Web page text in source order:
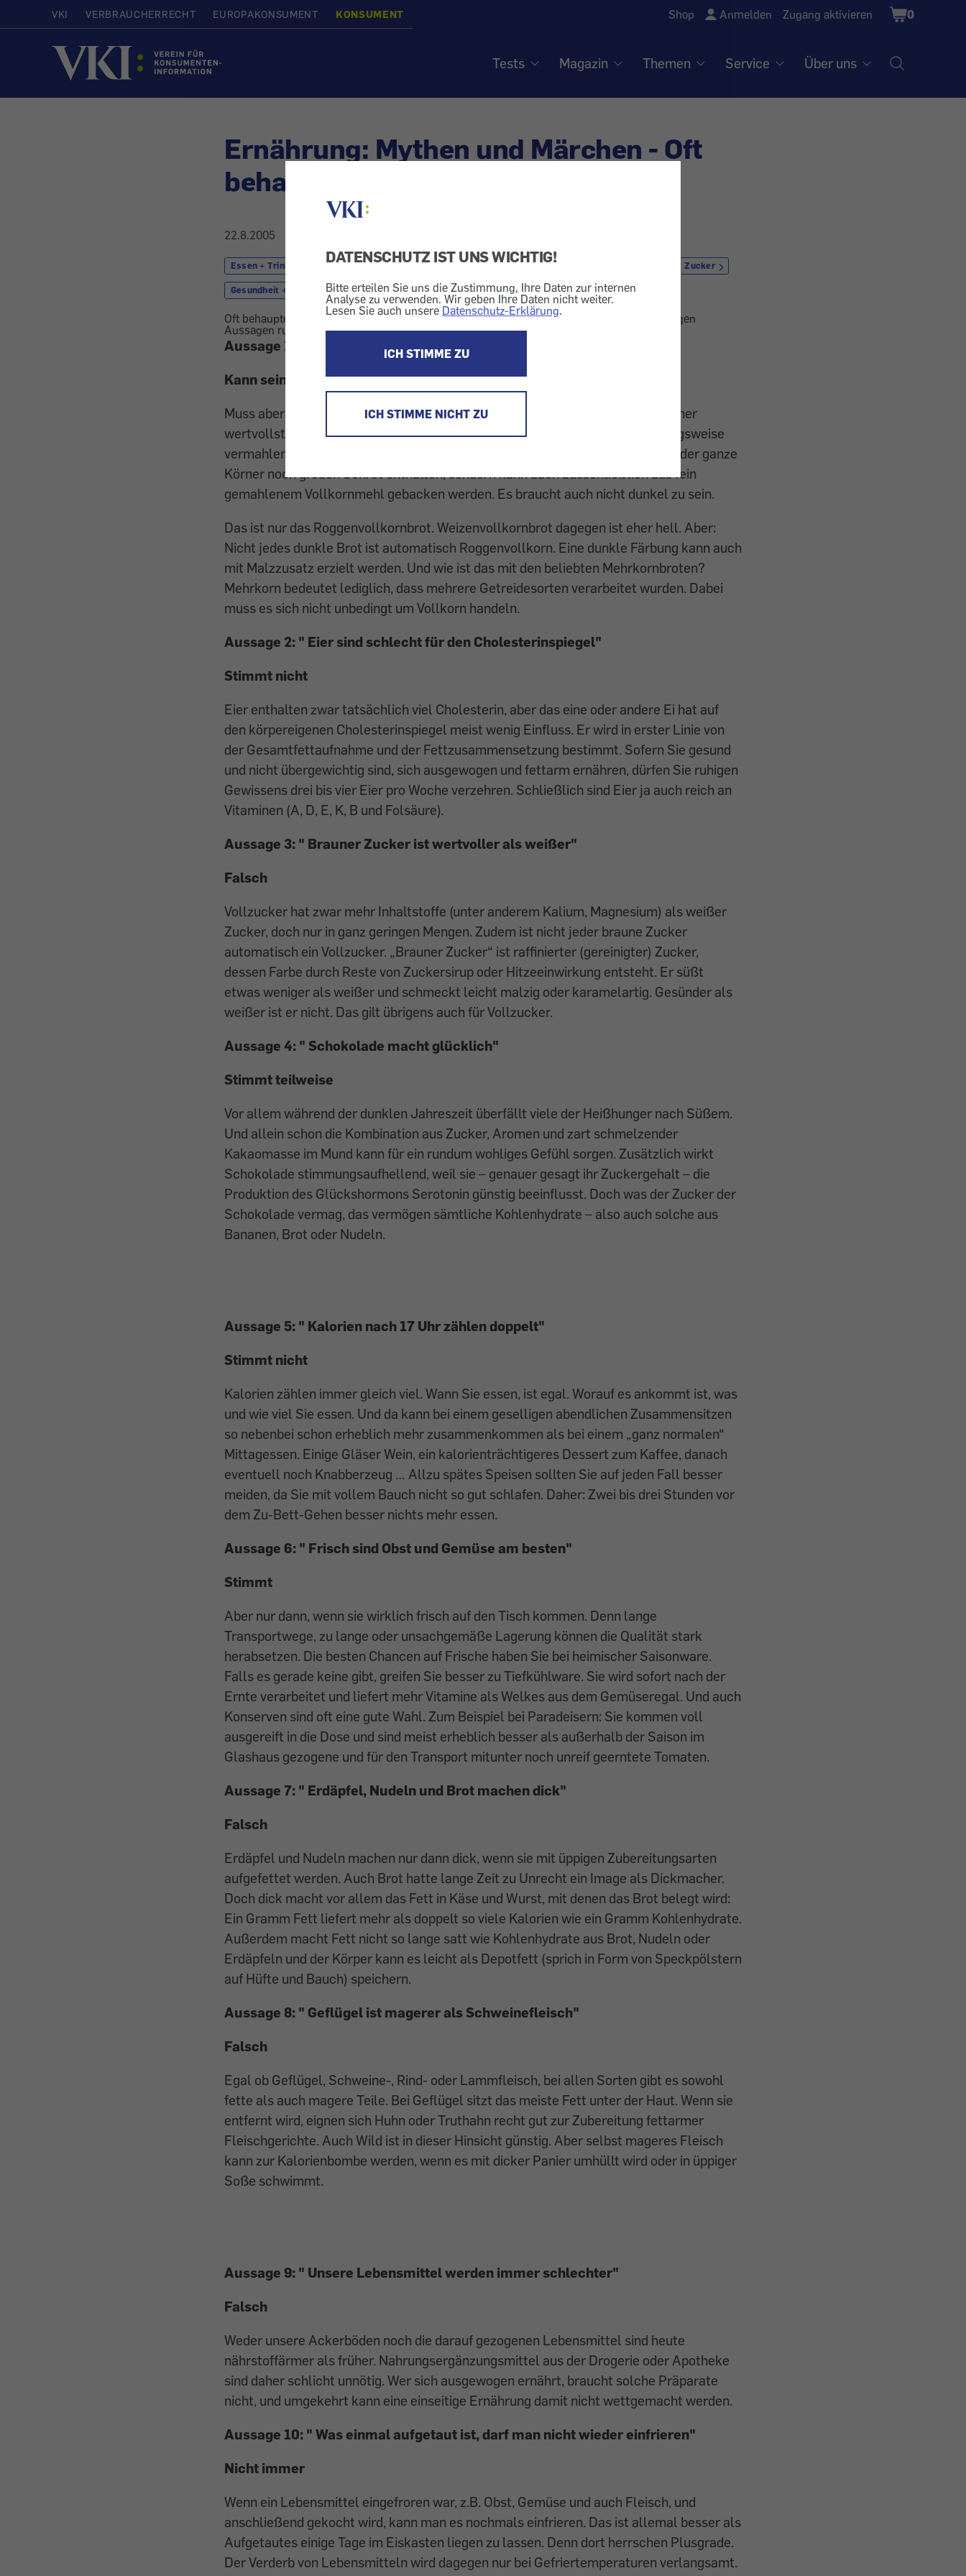
DATENSCHUTZ IST UNS WICHTIG!
Bitte erteilen Sie uns die Zustimmung, Ihre Daten zur internen
Analyse zu verwenden. Wir geben Ihre Daten nicht weiter.
Lesen Sie auch unsere Datenschutz-Erklärung.
ICH STIMME ZU
ICH STIMME NICHT ZU
VKI VERBRAUCHERRECHT EUROPAKONSUMENT KONSUMENT Shop Anmelden Zugang aktivieren
Shopping
Cart
0
Startseite
Tests Magazin Themen Service Über uns
Ernährung: Mythen und Märchen - Oft
behauptet, trotzdem falsch
22.8.2005
Essen + Trinken Obst Kaloriengehalt Gemüse Lebensmittel Zucker
Gesundheit + Kosmetik Blut
Oft behauptet, aber trotzdem nur halbrichtig oder überhaupt falsch: Was von einigen gängigen
Aussagen rund ums Essen zu halten ist.
Aussage 1: "Vollkornbrot enthält ganze Körner
Kann sein
Muss aber nicht. Vollkorn bedeutet, dass das ganze Getreidekorn inklusive seiner
wertvollsten Bestandteile, Keimling und Randschichten, verarbeitet beziehungsweise
vermahlen wurde – ob grob oder fein, ist ganz egal. Vollkornbrot muss also weder ganze
Körner noch groben Schrot enthalten, sondern kann auch ausschließlich aus fein
gemahlenem Vollkornmehl gebacken werden. Es braucht auch nicht dunkel zu sein.
Das ist nur das Roggenvollkornbrot. Weizenvollkornbrot dagegen ist eher hell. Aber:
Nicht jedes dunkle Brot ist automatisch Roggenvollkorn. Eine dunkle Färbung kann auch
mit Malzzusatz erzielt werden. Und wie ist das mit den beliebten Mehrkornbroten?
Mehrkorn bedeutet lediglich, dass mehrere Getreidesorten verarbeitet wurden. Dabei
muss es sich nicht unbedingt um Vollkorn handeln.
Aussage 2: " Eier sind schlecht für den Cholesterinspiegel"
Stimmt nicht
Eier enthalten zwar tatsächlich viel Cholesterin, aber das eine oder andere Ei hat auf
den körpereigenen Cholesterinspiegel meist wenig Einfluss. Er wird in erster Linie von
der Gesamtfettaufnahme und der Fettzusammensetzung bestimmt. Sofern Sie gesund
und nicht übergewichtig sind, sich ausgewogen und fettarm ernähren, dürfen Sie ruhigen
Gewissens drei bis vier Eier pro Woche verzehren. Schließlich sind Eier ja auch reich an
Vitaminen (A, D, E, K, B und Folsäure).
Aussage 3: " Brauner Zucker ist wertvoller als weißer"
Falsch
Vollzucker hat zwar mehr Inhaltstoffe (unter anderem Kalium, Magnesium) als weißer
Zucker, doch nur in ganz geringen Mengen. Zudem ist nicht jeder braune Zucker
automatisch ein Vollzucker. „Brauner Zucker“ ist raffinierter (gereinigter) Zucker,
dessen Farbe durch Reste von Zuckersirup oder Hitzeeinwirkung entsteht. Er süßt
etwas weniger als weißer und schmeckt leicht malzig oder karamelartig. Gesünder als
weißer ist er nicht. Das gilt übrigens auch für Vollzucker.
Aussage 4: " Schokolade macht glücklich"
Stimmt teilweise
Vor allem während der dunklen Jahreszeit überfällt viele der Heißhunger nach Süßem.
Und allein schon die Kombination aus Zucker, Aromen und zart schmelzender
Kakaomasse im Mund kann für ein rundum wohliges Gefühl sorgen. Zusätzlich wirkt
Schokolade stimmungsaufhellend, weil sie – genauer gesagt ihr Zuckergehalt – die
Produktion des Glückshormons Serotonin günstig beeinflusst. Doch was der Zucker der
Schokolade vermag, das vermögen sämtliche Kohlenhydrate – also auch solche aus
Bananen, Brot oder Nudeln.
Aussage 5: " Kalorien nach 17 Uhr zählen doppelt"
Stimmt nicht
Kalorien zählen immer gleich viel. Wann Sie essen, ist egal. Worauf es ankommt ist, was
und wie viel Sie essen. Und da kann bei einem geselligen abendlichen Zusammensitzen
so nebenbei schon erheblich mehr zusammenkommen als bei einem „ganz normalen“
Mittagessen. Einige Gläser Wein, ein kalorienträchtigeres Dessert zum Kaffee, danach
eventuell noch Knabberzeug … Allzu spätes Speisen sollten Sie auf jeden Fall besser
meiden, da Sie mit vollem Bauch nicht so gut schlafen. Daher: Zwei bis drei Stunden vor
dem Zu-Bett-Gehen besser nichts mehr essen.
Aussage 6: " Frisch sind Obst und Gemüse am besten"
Stimmt
Aber nur dann, wenn sie wirklich frisch auf den Tisch kommen. Denn lange
Transportwege, zu lange oder unsachgemäße Lagerung können die Qualität stark
herabsetzen. Die besten Chancen auf Frische haben Sie bei heimischer Saisonware.
Falls es gerade keine gibt, greifen Sie besser zu Tiefkühlware. Sie wird sofort nach der
Ernte verarbeitet und liefert mehr Vitamine als Welkes aus dem Gemüseregal. Und auch
Konserven sind oft eine gute Wahl. Zum Beispiel bei Paradeisern: Sie kommen voll
ausgereift in die Dose und sind meist erheblich besser als außerhalb der Saison im
Glashaus gezogene und für den Transport mitunter noch unreif geerntete Tomaten.
Aussage 7: " Erdäpfel, Nudeln und Brot machen dick"
Falsch
Erdäpfel und Nudeln machen nur dann dick, wenn sie mit üppigen Zubereitungsarten
aufgefettet werden. Auch Brot hatte lange Zeit zu Unrecht ein Image als Dickmacher.
Doch dick macht vor allem das Fett in Käse und Wurst, mit denen das Brot belegt wird:
Ein Gramm Fett liefert mehr als doppelt so viele Kalorien wie ein Gramm Kohlenhydrate.
Außerdem macht Fett nicht so lange satt wie Kohlenhydrate aus Brot, Nudeln oder
Erdäpfeln und der Körper kann es leicht als Depotfett (sprich in Form von Speckpölstern
auf Hüfte und Bauch) speichern.
Aussage 8: " Geflügel ist magerer als Schweinefleisch"
Falsch
Egal ob Geflügel, Schweine-, Rind- oder Lammfleisch, bei allen Sorten gibt es sowohl
fette als auch magere Teile. Bei Geflügel sitzt das meiste Fett unter der Haut. Wenn sie
entfernt wird, eignen sich Huhn oder Truthahn recht gut zur Zubereitung fettarmer
Fleischgerichte. Auch Wild ist in dieser Hinsicht günstig. Aber selbst mageres Fleisch
kann zur Kalorienbombe werden, wenn es mit dicker Panier umhüllt wird oder in üppiger
Soße schwimmt.
Aussage 9: " Unsere Lebensmittel werden immer schlechter"
Falsch
Weder unsere Ackerböden noch die darauf gezogenen Lebensmittel sind heute
nährstoffärmer als früher. Nahrungsergänzungsmittel aus der Drogerie oder Apotheke
sind daher schlicht unnötig. Wer sich ausgewogen ernährt, braucht solche Präparate
nicht, und umgekehrt kann eine einseitige Ernährung damit nicht wettgemacht werden.
Aussage 10: " Was einmal aufgetaut ist, darf man nicht wieder einfrieren"
Nicht immer
Wenn ein Lebensmittel eingefroren war, z.B. Obst, Gemüse und auch Fleisch, und
anschließend gekocht wird, kann man es nochmals einfrieren. Das ist allemal besser als
Aufgetautes einige Tage im Eiskasten liegen zu lassen. Denn dort herrschen Plusgrade.
Der Verderb von Lebensmitteln wird dagegen nur bei Gefriertemperaturen verlangsamt.